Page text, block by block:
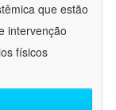
que estão
intervenção
físicos